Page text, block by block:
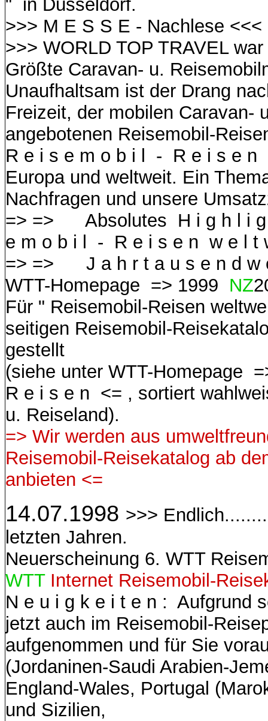
" in Düsseldorf.
>>> M E S S E - Nachlese <<<
>>> WORLD TOP TRAVEL
Größte Caravan- u.
Unaufhaltsam ist der Drang
Freizeit, der mobilen Caravan-
angebotenen Reisemobil-
R e i s e m o b i l - R e i s e n
Europa und weltweit. Ein
Nachfragen und unsere
=> => Absolutes H i g h l i g
e m o b i l - R e i s e n w e l
=> => J a h r t a u s e n d w
WTT-Homepage => 1999 NZ
Für " Reisemobil-Reisen
seitigen Reisemobil-
gestellt
(siehe unter WTT-
R e i s e n <= , sortiert
u. Reiseland).
=> Wir werden aus
Reisemobil-Reisekatalog ab
anbieten <=
14.07.1998 >>>
letzten Jahren.
Neuerscheinung 6. WTT
WTTInternet Reisemobil-
N e u i g k e i t e n : Aufgrund
jetzt auch im Reisemobil-
aufgenommen und für Sie
(Jordaninen-Saudi Arabien-
England-Wales, Portugal
und Sizilien,